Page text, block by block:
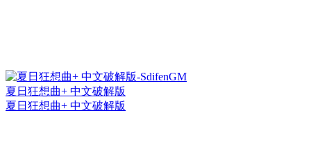
夏日狂想曲+ 中文破解版
夏日狂想曲+ 中文破解版